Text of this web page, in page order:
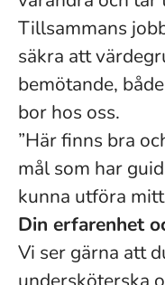
Tillsammans
säkra att
bemötande,
bor hos oss.
”Här finns bra
mål som har
kunna utföra
Din erfarenhet
Vi ser gärna att